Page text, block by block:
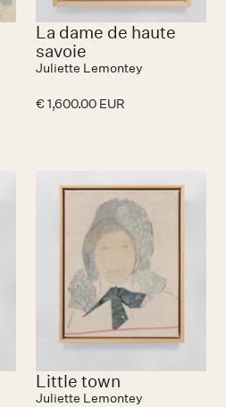
La dame de haute
savoie
Juliette Lemontey
€ 1,600.00 EUR
Little town
Juliette Lemontey